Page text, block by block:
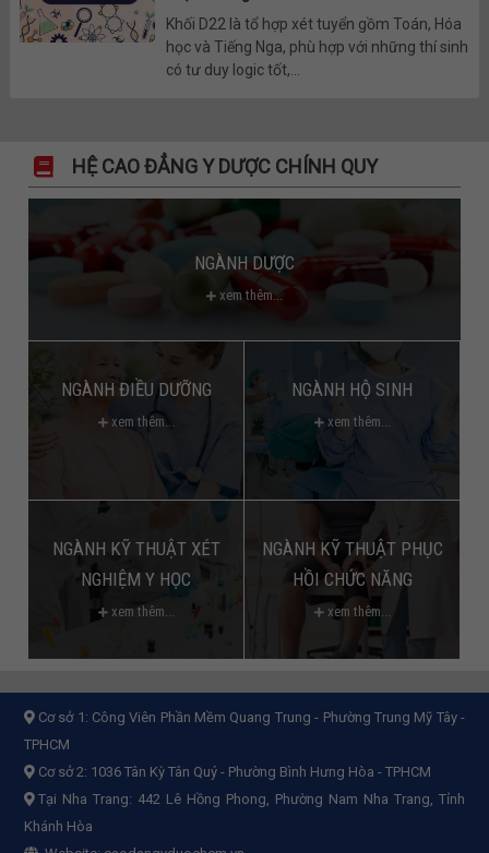
Khối D22 là tổ hợp xét tuyển gồm Toán, Hóa
học và Tiếng Nga, phù hợp với những thí sinh
có tư duy logic tốt,...
HỆ CAO ĐẲNG Y DƯỢC CHÍNH QUY
NGÀNH DƯỢC
xem thêm...
NGÀNH ĐIỀU DƯỠNG
xem thêm...
NGÀNH HỘ SINH
xem thêm...
NGÀNH KỸ THUẬT XÉT
NGHIỆM Y HỌC
xem thêm...
NGÀNH KỸ THUẬT PHỤC
HỒI CHỨC NĂNG
xem thêm...
Cơ sở 1: Công Viên Phần Mềm Quang Trung - Phường Trung Mỹ Tây -
TPHCM
Cơ sở 2: 1036 Tân Kỳ Tân Quý - Phường Bình Hưng Hòa - TPHCM
Tại Nha Trang: 442 Lê Hồng Phong, Phường Nam Nha Trang, Tỉnh
Khánh Hòa